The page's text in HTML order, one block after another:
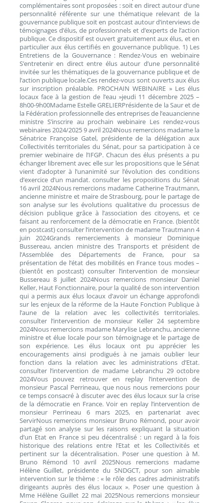
complémentaires sont proposées : soit en direct autour d’une
personnalité référente sur une thématique relevant de la
gouvernance publique soit en postcast autour d’interviews de
témoignages d’élus, de professionnels et d’experts de l’action
publique. Ce dispositif est ouvert gratuitement aux élus, et en
particulier aux élus certifiés en gouvernance publique. 1) Les
Entretiens de la Gouvernance : Rendez-Vous en webinaire
S’entretenir en direct entre élus autour d’une personnalité
invitée sur les thématiques de la gouvernance publique et de
l’action publique locale.Ces rendez-vous sont ouverts aux élus
sur inscription préalable. PROCHAIN WEBINAIRE » Les élus
locaux face à la gestion de l’eau »jeudi 11 décembre 2025 –
8h00-9h00Madame Estelle GRELIERPrésidente de la Saur et de
la Fédération professionnelle des entreprises de l’eauancienne
ministre S’inscrire au prochain webinaire Les rendez-vous
webinaires 2024/2025 9 avril 2024Nous remercions madame la
Sénatrice Françoise Gatel, présidente de la délégation aux
Collectivités territoriales du Sénat, pour sa participation à ce
premier webinaire de l’IFGP. Chacun des élus présents a pu
échanger librement avec elle sur les propositions que le Sénat
vient d’adopter à l’unanimité sur l’évolution des conditions
d’exercice d’un mandat. consulter les propositions du Sénat
16 avril 2024Nous remercions madame Catherine Trautmann,
ancienne ministre et maire de Strasbourg, pour le partage de
son analyse sur les évolutions qualitative du processus de
décision publique grâce à l’association des citoyens, et ce
faisant au renforcement de la démocratie en France. (bientôt
en postcast) consulter l’intervention de madame Trautmann 4
juin 2024Grands remerciements à monsieur Dominique
Bussereau, ancien ministre des Transports et président de
l’Assemblée des Départements de France, pour sa
présentation de l’état des mobilités en France tous modes –
(bientôt en postcast) consulter l’intervention de monsieur
Bussereau 8 juillet 2024Nous remercions monsieur Daniel
Keller, Haut Fonctionnaire, pour la qualité de son intervention
qui a permis aux élus locaux d’avoir un échange approfondi
sur les enjeux de la réforme de la Haute Fonction Publique à
l’aune de la relation avec les collectivités territoriales.
consulter l’intervention de monsieur Keller 24 septembre
2024Nous remercions madame Marylise Lebranchu, ancienne
ministre et élue locale pour son témoignage et le partage de
son expérience. Les élus locaux ont pu apprécier les
encouragements ainsi prodigués à ne jamais oublier leur
fonction dans la relation avec les administrations d’Etat.
consulter l’intervention de madame Lebranchu 29 octobre
2024Vous pouvez retrouver en replay l’intervention de
monsieur Pascal Perrineau, que nous nous remercions pour
ce temps consacré à discuter avec des élus locaux sur la crise
de la démocratie en France. Voir en replay l’intervention de
monsieur Perrineau 6 mars 2025, en partenariat avec
ServirNous remercions monsieur Bruno Rémond, pour avoir
partagé son analyse sur les raisons expliquant la situation
d’un Etat en France si peu décentralisé : un regard à la fois
historique des relations entre l’Etat et les Collectivités et
pertinent sur la décentralisation. Poser une question à M.
Bruno Rémond 10 avril 2025Nous remercions madame
Hélène Guillet, présidente du SNDGCT, pour son aimable
intervention sur le thème : « le rôle des cadres administratifs
dirigeants auprès des élus locaux ». Poser une question à
Mme Hélène Guillet 22 mai 2025Nous remercions monsieur